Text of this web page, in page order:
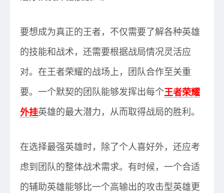
要想成为真正的王者，不仅需要了解各种英雄
的技能和战术，还需要根据战局情况灵活应
对。在王者荣耀的战场上，团队合作至关重
要。一个默契的团队能够发挥出每个王者荣耀
外挂英雄的最大潜力，从而取得战局的胜利。
在选择最强英雄时，除了个人喜好外，还应考
虑到团队的整体战术需求。有时候，一个合适
的辅助英雄能够比一个高输出的攻击型英雄更